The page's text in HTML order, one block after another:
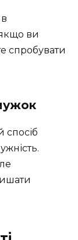
якщо ви
спробувати
спосіб